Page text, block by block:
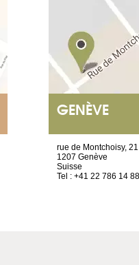
GENÈVE
rue de Montchoisy, 21
1207 Genève
Suisse
Tel : +41 22 786 14 88